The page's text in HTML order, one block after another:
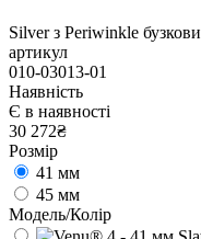
Silver з Periwinkle
артикул
010-03013-01
Наявність
Є в наявності
30 272₴
Розмір
41 мм
45 мм
Модель/Колір